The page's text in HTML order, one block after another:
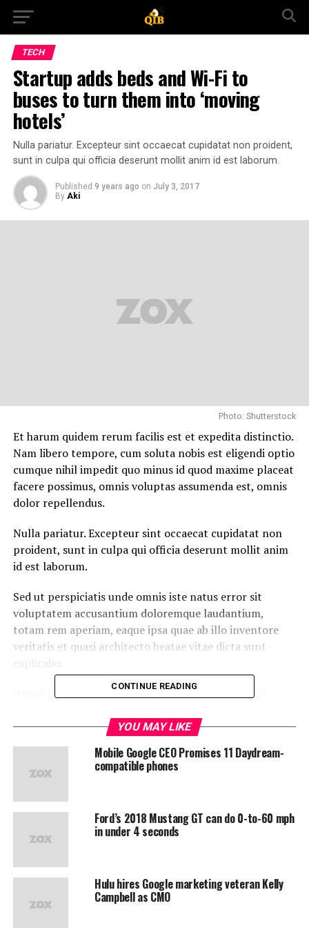
TECH
Startup adds beds and Wi-Fi to
buses to turn them into ‘moving
hotels’
Nulla pariatur. Excepteur sint occaecat cupidatat non proident,
sunt in culpa qui officia deserunt mollit anim id est laborum.
Published 9 years ago on July 3, 2017
By Aki
Photo: Shutterstock
Et harum quidem rerum facilis est et expedita distinctio.
Nam libero tempore, cum soluta nobis est eligendi optio
cumque nihil impedit quo minus id quod maxime placeat
facere possimus, omnis voluptas assumenda est, omnis
dolor repellendus.
Nulla pariatur. Excepteur sint occaecat cupidatat non
proident, sunt in culpa qui officia deserunt mollit anim
id est laborum.
Sed ut perspiciatis unde omnis iste natus error sit
voluptatem accusantium doloremque laudantium,
totam rem aperiam, eaque ipsa quae ab illo inventore
veritatis et quasi architecto beatae vitae dicta sunt
Neque porro quisquam est, qui dolorem ipsum quia
numquam eius modi tempora incidunt ut labore et
dolore magnam aliquam quaerat voluptatem. Ut enim ad
minima veniam, quis nostrum exercitationem ullam
corporis suscipit laboriosam, nisi ut aliquid ex ea
At vero eos et accusamus et iusto odio dignissimos
ducimus qui blanditiis praesentium voluptatum deleniti
in culpa qui officia deserunt mollitia animi, id est
laborum et dolorum fuga.
CONTINUE READING
YOU MAY LIKE
Mobile Google CEO Promises 11 Daydream-
compatible phones
Ford’s 2018 Mustang GT can do 0-to-60 mph
in under 4 seconds
Hulu hires Google marketing veteran Kelly
Campbell as CMO